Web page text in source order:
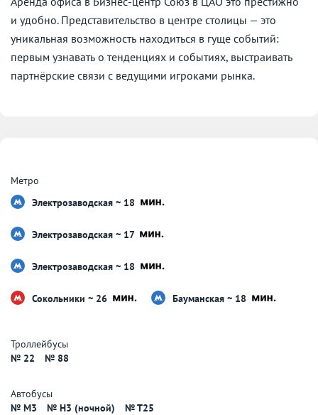
и удобно. Представительство в центре столицы — это
уникальная возможность находиться в гуще событий:
первым узнавать о тенденциях и событиях, выстраивать
партнёрские связи с ведущими игроками рынка.
Метро
Электрозаводская ~ 18
Электрозаводская ~ 17
Электрозаводская ~ 18
Сокольники ~ 26 Бауманская ~ 18
Троллейбусы
№ 22
№ 88
Автобусы
№ M3
№ H3 (ночной) № T25